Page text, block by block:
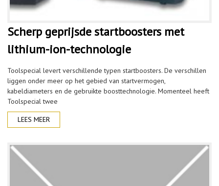
Scherp geprijsde startboosters met
lithium-ion-technologie
Toolspecial levert verschillende typen startboosters. De verschillen
liggen onder meer op het gebied van startvermogen,
kabeldiameters en de gebruikte boosttechnologie. Momenteel heeft
Toolspecial twee
LEES MEER